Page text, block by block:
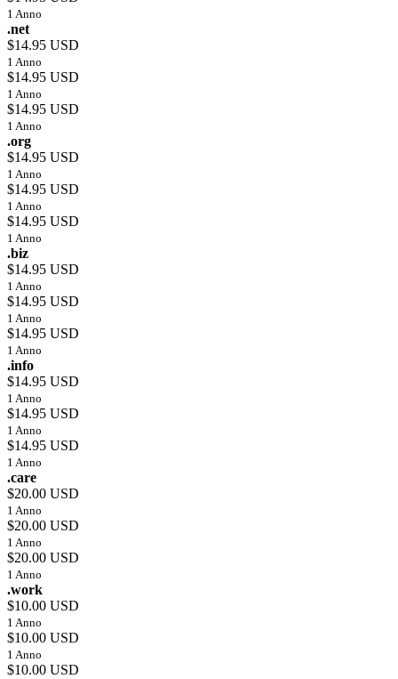
1 Anno
.net
$14.95 USD
1 Anno
$14.95 USD
1 Anno
$14.95 USD
1 Anno
.org
$14.95 USD
1 Anno
$14.95 USD
1 Anno
$14.95 USD
1 Anno
.biz
$14.95 USD
1 Anno
$14.95 USD
1 Anno
$14.95 USD
1 Anno
.info
$14.95 USD
1 Anno
$14.95 USD
1 Anno
$14.95 USD
1 Anno
.care
$20.00 USD
1 Anno
$20.00 USD
1 Anno
$20.00 USD
1 Anno
.work
$10.00 USD
1 Anno
$10.00 USD
1 Anno
$10.00 USD